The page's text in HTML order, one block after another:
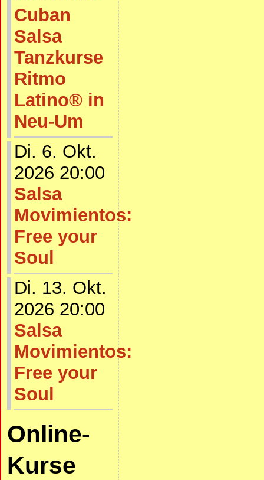
Cuban
Salsa
Tanzkurse
Ritmo
Latino® in
Neu-Um
Di. 6. Okt.
2026 20:00
Salsa
Movimientos:
Free your
Soul
Di. 13. Okt.
2026 20:00
Salsa
Movimientos:
Free your
Soul
Online-
Kurse